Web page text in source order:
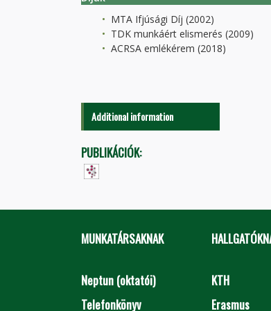
MTA Ifjúsági Díj (2002)
TDK munkáért elismerés (2009)
ACRSA emlékérem (2018)
Additional information
PUBLIKÁCIÓK:
MUNKATÁRSAKNAK
Neptun (oktatói)
Telefonkönyv
KTH
Erasmus